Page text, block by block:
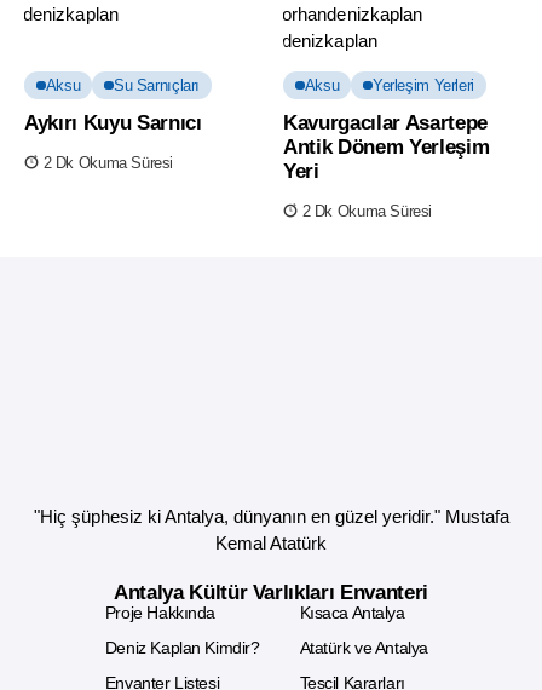
Aksu Su Sarnıçları
Aykırı Kuyu Sarnıcı
2 Dk Okuma Süresi
Aksu Yerleşim Yerleri
Kavurgacılar Asartepe
Antik Dönem Yerleşim
Yeri
2 Dk Okuma Süresi
"Hiç şüphesiz ki Antalya, dünyanın en güzel yeridir." Mustafa
Kemal Atatürk
Antalya Kültür Varlıkları Envanteri
Proje Hakkında
Kısaca Antalya
Deniz Kaplan Kimdir?
Atatürk ve Antalya
Envanter Listesi
Tescil Kararları